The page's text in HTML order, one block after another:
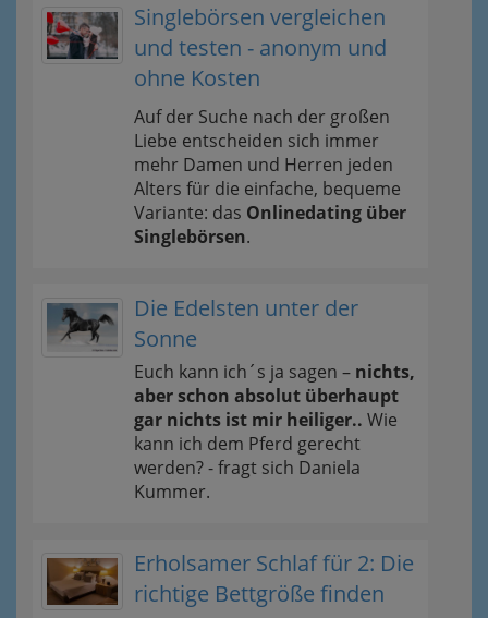
Singlebörsen vergleichen
und testen - anonym und
ohne Kosten
Auf der Suche nach der großen
Liebe entscheiden sich immer
mehr Damen und Herren jeden
Alters für die einfache, bequeme
Variante: das Onlinedating über
Singlebörsen.
Die Edelsten unter der
Sonne
Euch kann ich´s ja sagen – nichts,
aber schon absolut überhaupt
gar nichts ist mir heiliger.. Wie
kann ich dem Pferd gerecht
werden? - fragt sich Daniela
Kummer.
Erholsamer Schlaf für 2: Die
richtige Bettgröße finden